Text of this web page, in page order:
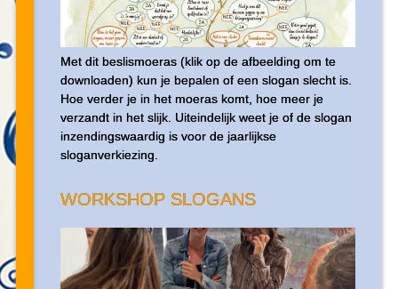
Met dit beslismoeras (klik op de afbeelding om te
downloaden) kun je bepalen of een slogan slecht is.
Hoe verder je in het moeras komt, hoe meer je
verzandt in het slijk. Uiteindelijk weet je of de slogan
inzendingswaardig is voor de jaarlijkse
sloganverkiezing.
WORKSHOP SLOGANS